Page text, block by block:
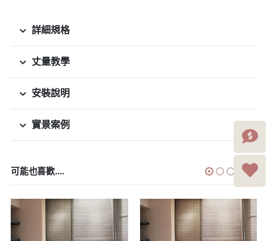
詳細規格
丈量教學
安裝說明
實景案例
可能也喜歡....